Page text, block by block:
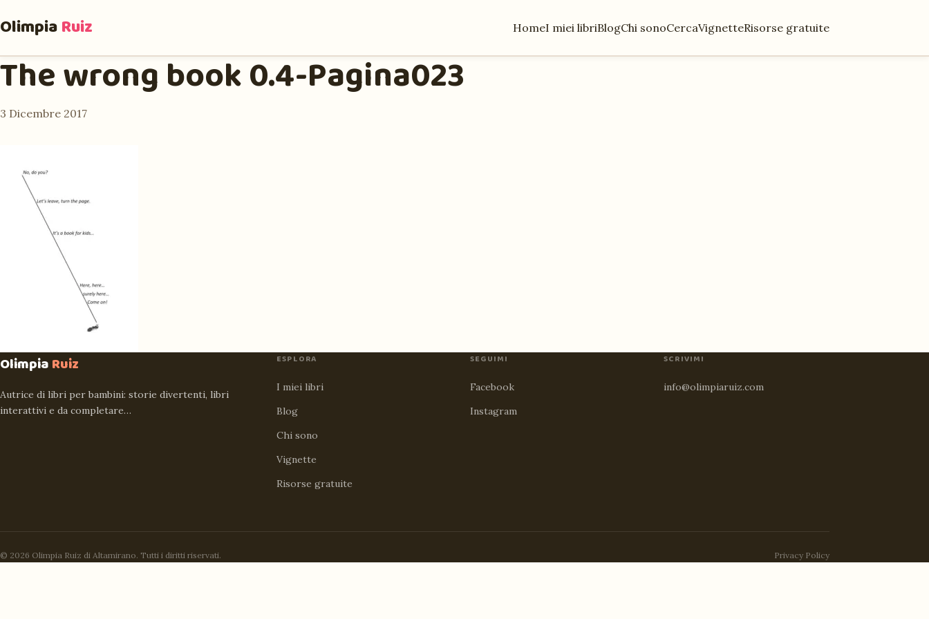
OlimpiaRuiz HomeI miei libriBlogChi sonoCercaVignetteRisorse gratuite
The wrong book 0.4-Pagina023
3 Dicembre 2017
OlimpiaRuiz
Autrice di libri per bambini: storie divertenti, libri
interattivi e da completare…
ESPLORA
I miei libri
Blog
Chi sono
Vignette
Risorse gratuite
SEGUIMI
Facebook
Instagram
SCRIVIMI
info@olimpiaruiz.com
© 2026 Olimpia Ruiz di Altamirano. Tutti i diritti riservati. Privacy Policy